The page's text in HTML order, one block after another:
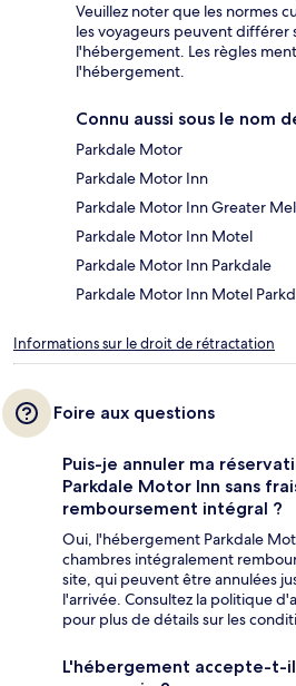
Veuillez noter que les normes
les voyageurs peuvent différer
l'hébergement. Les règles
l'hébergement.
Connu aussi sous le nom
Parkdale Motor
Parkdale Motor Inn
Parkdale Motor Inn Greater
Parkdale Motor Inn Motel
Parkdale Motor Inn Parkdale
Parkdale Motor Inn Motel
Informations sur le droit de rétractation
Foire aux questions
Puis-je annuler ma
Parkdale Motor Inn sans
remboursement intégral ?
Oui, l'hébergement Parkdale
chambres intégralement
site, qui peuvent être annulées
l'arrivée. Consultez la politique
pour plus de détails sur les
L'hébergement accepte-t-il